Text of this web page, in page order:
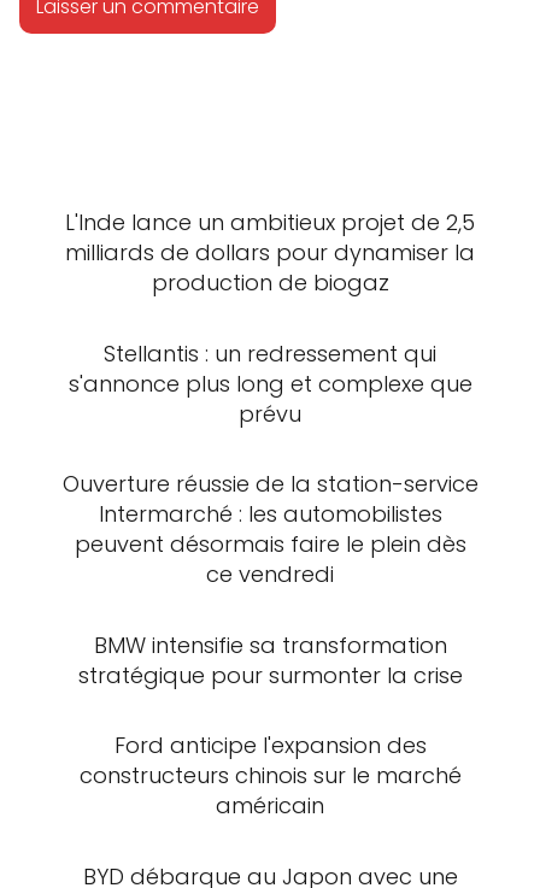
L'Inde lance un ambitieux projet de 2,5
milliards de dollars pour dynamiser la
production de biogaz
Stellantis : un redressement qui
s'annonce plus long et complexe que
prévu
Ouverture réussie de la station-service
Intermarché : les automobilistes
peuvent désormais faire le plein dès
ce vendredi
BMW intensifie sa transformation
stratégique pour surmonter la crise
Ford anticipe l'expansion des
constructeurs chinois sur le marché
américain
BYD débarque au Japon avec une